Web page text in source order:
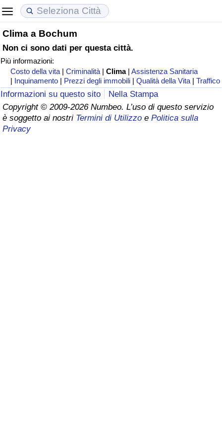
Clima a Bochum
Non ci sono dati per questa città.
Più informazioni:
Costo della vita |Criminalità |Clima |Assistenza Sanitaria
| Inquinamento | Prezzi degli immobili |Qualità della Vita |Traffico
Informazioni su questo sito
Nella Stampa
Copyright © 2009-2026 Numbeo. L’uso di questo servizio
è soggetto ai nostri Termini di Utilizzo e Politica sulla
Privacy
Costo della vita
Indice Del Costo Della Vita (corrente)
Indice Del Costo Della Vita
Indice del Costo della Vita per Nazione
Prezzi degli immobili
Indice del Prezzo delle Case (Corrente)
Indice del Prezzo delle Case
Indice del Prezzo delle Case per Nazione
Qualità della Vita
Indice della Qualità della Vita
Indice della Qualità della Vita (Corrente)
Indice della qualità della vita per Paese